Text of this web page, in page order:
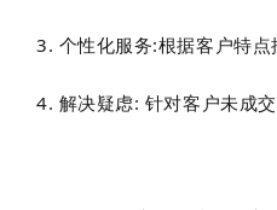
3. 个性化服务:根据客户特
4. 解决疑虑: 针对客户未成